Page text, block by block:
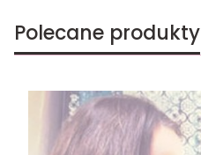
Polecane produkty